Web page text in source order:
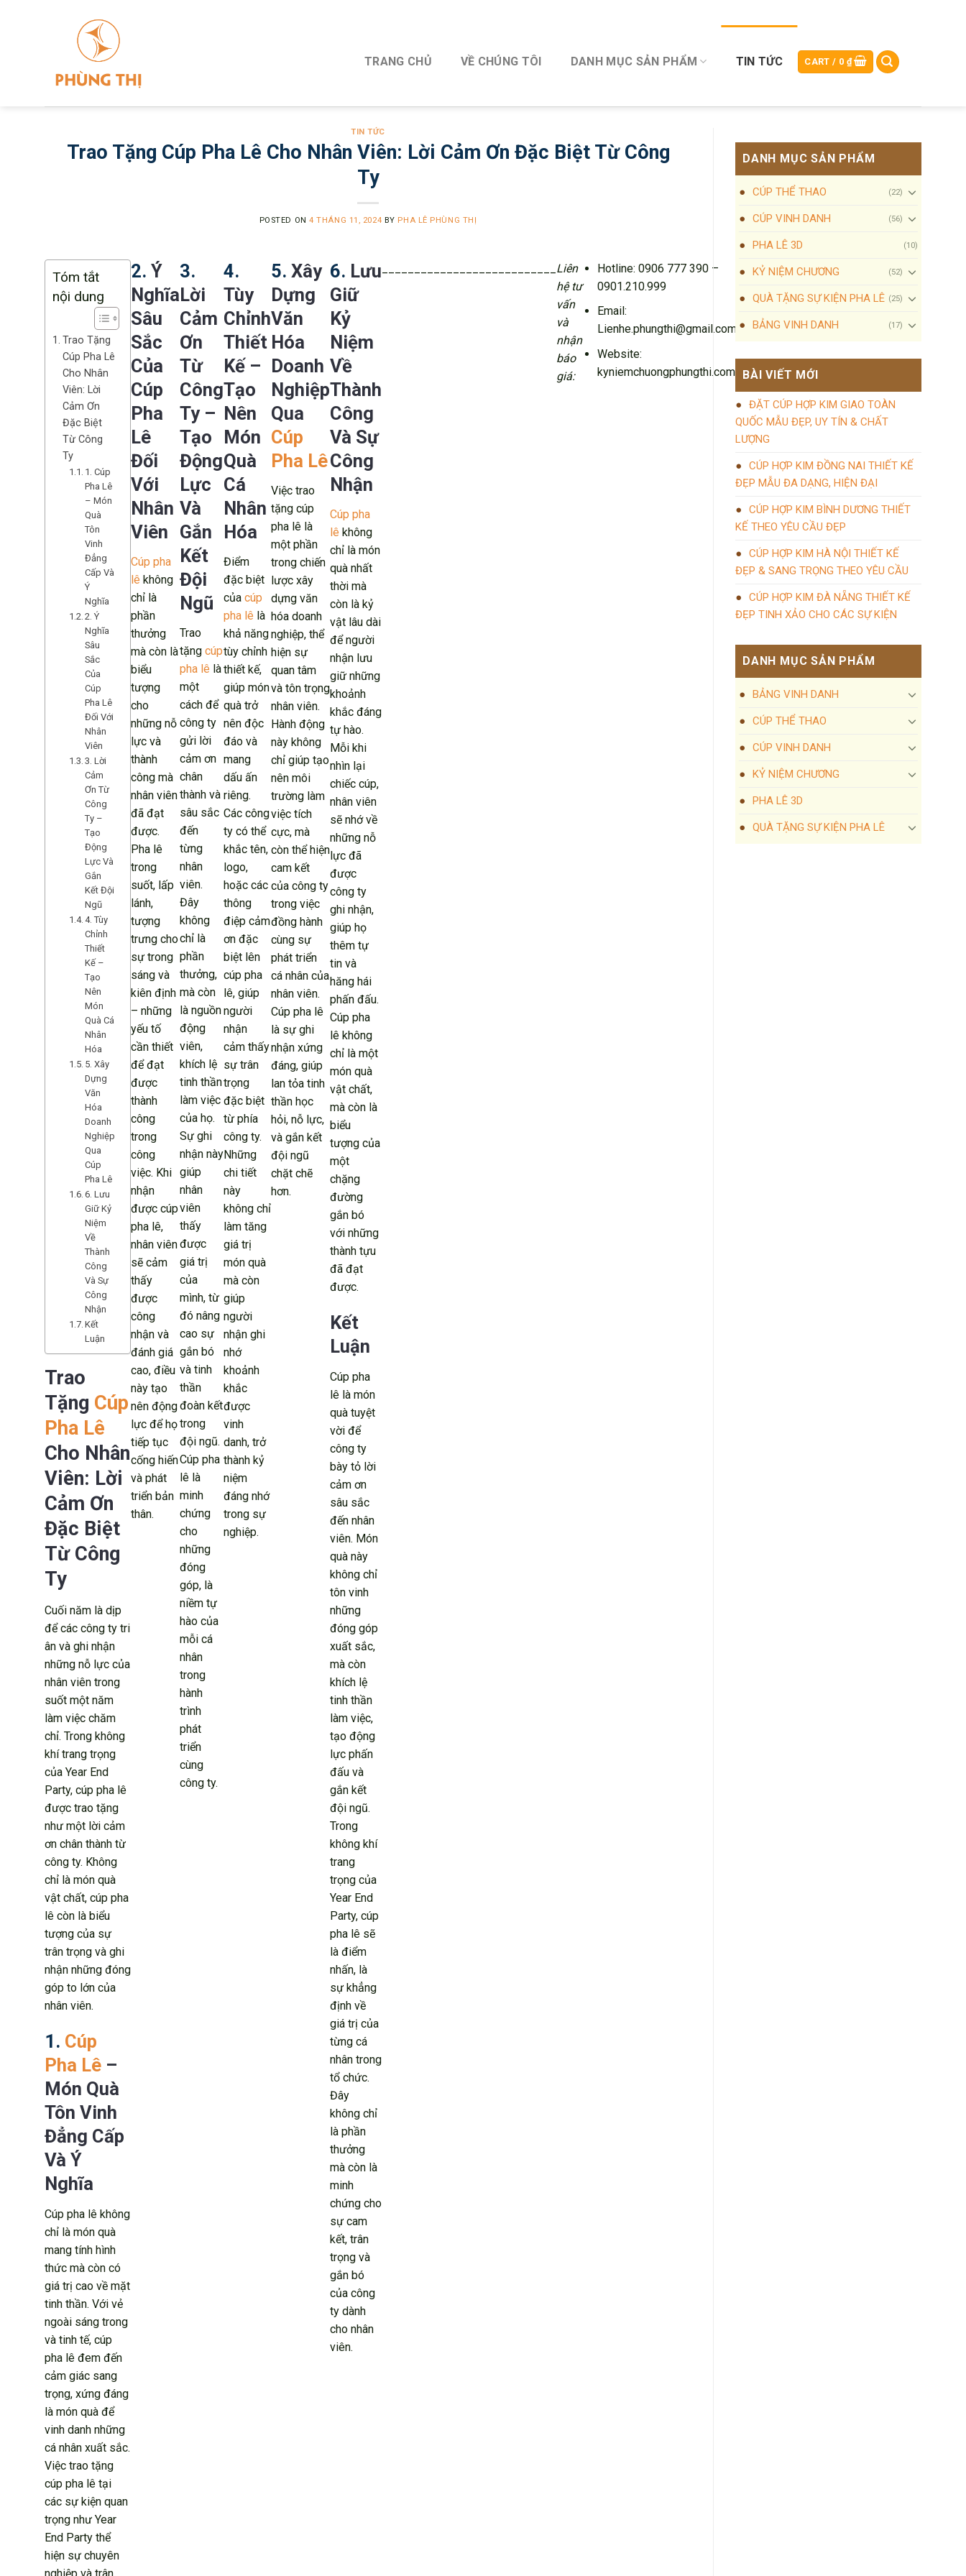
TRANG CHỦ
VỀ CHÚNG TÔI DANH MỤC SẢN PHẨM TIN TỨC CART / 0 ₫
TIN TỨC
Trao Tặng Cúp Pha Lê Cho Nhân Viên: Lời Cảm Ơn Đặc Biệt Từ Công
Ty
POSTED ON4 THÁNG 11, 2024 BY PHA LÊ PHÙNG THỊ
Tóm tắt
nội dung
Trao Tặng
Cúp Pha Lê
Cho Nhân
Viên: Lời
Cảm Ơn
Đặc Biệt
Từ Công
Ty
1. Cúp
Pha Lê
– Món
Quà
Tôn
Vinh
Đẳng
Cấp Và
Ý
Nghĩa
2. Ý
Nghĩa
Sâu
Sắc
Của
Cúp
Pha Lê
Đối Với
Nhân
Viên
3. Lời
Cảm
Ơn Từ
Công
Ty –
Tạo
Động
Lực Và
Gắn
Kết Đội
Ngũ
4. Tùy
Chỉnh
Thiết
Kế –
Tạo
Nên
Món
Quà Cá
Nhân
Hóa
5. Xây
Dựng
Văn
Hóa
Doanh
Nghiệp
Qua
Cúp
Pha Lê
6. Lưu
Giữ Kỷ
Niệm
Về
Thành
Công
Và Sự
Công
Nhận
Kết
Luận
Trao
Tặng Cúp
Pha Lê
Cho Nhân
Viên: Lời
Cảm Ơn
Đặc Biệt
Từ Công
Ty
Cuối năm là dịp
để các công ty tri
ân và ghi nhận
những nỗ lực của
nhân viên trong
suốt một năm
làm việc chăm
chỉ. Trong không
khí trang trọng
của Year End
Party, cúp pha lê
được trao tặng
như một lời cảm
ơn chân thành từ
công ty. Không
chỉ là món quà
vật chất, cúp pha
lê còn là biểu
tượng của sự
trân trọng và ghi
nhận những đóng
góp to lớn của
nhân viên.
1. Cúp
Pha Lê –
Món Quà
Tôn Vinh
Đẳng Cấp
Và Ý
Nghĩa
Cúp pha lê không
chỉ là món quà
mang tính hình
thức mà còn có
giá trị cao về mặt
tinh thần. Với vẻ
ngoài sáng trong
và tinh tế, cúp
pha lê đem đến
cảm giác sang
trọng, xứng đáng
là món quà để
vinh danh những
cá nhân xuất sắc.
Việc trao tặng
cúp pha lê tại
các sự kiện quan
trọng như Year
End Party thể
hiện sự chuyên
2. Ý
Nghĩa
Sâu
Sắc
Của
Cúp
Pha
Lê
Đối
Với
Nhân
Viên
Cúp pha
lê không
chỉ là
phần
thưởng
mà còn là
biểu
tượng
cho
những nỗ
lực và
thành
công mà
nhân viên
đã đạt
được.
Pha lê
trong
suốt, lấp
lánh,
tượng
trưng cho
sự trong
sáng và
kiên định
– những
yếu tố
cần thiết
để đạt
được
thành
công
trong
công
việc. Khi
nhận
được cúp
pha lê,
nhân viên
sẽ cảm
thấy
được
công
nhận và
đánh giá
cao, điều
này tạo
nên động
lực để họ
tiếp tục
cống hiến
và phát
triển bản
thân.
3.
Lời
Cảm
Ơn
Từ
Công
Ty –
Tạo
Động
Lực
Và
Gắn
Kết
Đội
Ngũ
Trao
tặng cúp
pha lê là
một
cách để
công ty
gửi lời
cảm ơn
chân
thành và
sâu sắc
đến
từng
nhân
viên.
Đây
không
chỉ là
phần
thưởng,
mà còn
là nguồn
động
viên,
khích lệ
tinh thần
làm việc
của họ.
Sự ghi
nhận này
giúp
nhân
viên
thấy
được
giá trị
của
mình, từ
đó nâng
cao sự
gắn bó
và tinh
thần
đoàn kết
trong
đội ngũ.
Cúp pha
lê là
minh
chứng
cho
những
đóng
góp, là
niềm tự
hào của
mỗi cá
nhân
trong
hành
trình
phát
triển
cùng
công ty.
4.
Tùy
Chỉnh
Thiết
Kế –
Tạo
Nên
Món
Quà
Cá
Nhân
Hóa
Điểm
đặc biệt
của cúp
pha lê là
khả năng
tùy chỉnh
thiết kế,
giúp món
quà trở
nên độc
đáo và
mang
dấu ấn
riêng.
Các công
ty có thể
khắc tên,
logo,
hoặc các
thông
điệp cảm
ơn đặc
biệt lên
cúp pha
lê, giúp
người
nhận
cảm thấy
sự trân
trọng
đặc biệt
từ phía
công ty.
Những
chi tiết
này
không chỉ
làm tăng
giá trị
món quà
mà còn
giúp
người
nhận ghi
nhớ
khoảnh
khắc
được
vinh
danh, trở
thành kỷ
niệm
đáng nhớ
trong sự
nghiệp.
5. Xây
Dựng
Văn
Hóa
Doanh
Nghiệp
Qua
Cúp
Pha Lê
Việc trao
tặng cúp
pha lê là
một phần
trong chiến
lược xây
dựng văn
hóa doanh
nghiệp, thể
hiện sự
quan tâm
và tôn trọng
nhân viên.
Hành động
này không
chỉ giúp tạo
nên môi
trường làm
việc tích
cực, mà
còn thể hiện
cam kết
của công ty
trong việc
đồng hành
cùng sự
phát triển
cá nhân của
nhân viên.
Cúp pha lê
là sự ghi
nhận xứng
đáng, giúp
lan tỏa tinh
thần học
hỏi, nỗ lực,
và gắn kết
đội ngũ
chặt chẽ
hơn.
6. Lưu
Giữ
Kỷ
Niệm
Về
Thành
Công
Và Sự
Công
Nhận
Cúp pha
lê không
chỉ là món
quà nhất
thời mà
còn là kỷ
vật lâu dài
để người
nhận lưu
giữ những
khoảnh
khắc đáng
tự hào.
Mỗi khi
nhìn lại
chiếc cúp,
nhân viên
sẽ nhớ về
những nỗ
lực đã
được
công ty
ghi nhận,
giúp họ
thêm tự
tin và
hăng hái
phấn đấu.
Cúp pha
lê không
chỉ là một
món quà
vật chất,
mà còn là
biểu
tượng của
một
chặng
đường
gắn bó
với những
thành tựu
đã đạt
được.
Kết
Luận
Cúp pha
lê là món
quà tuyệt
vời để
công ty
bày tỏ lời
cảm ơn
sâu sắc
đến nhân
viên. Món
quà này
không chỉ
tôn vinh
những
đóng góp
xuất sắc,
mà còn
khích lệ
tinh thần
làm việc,
tạo động
lực phấn
đấu và
gắn kết
đội ngũ.
Trong
không khí
trang
trọng của
Year End
Party, cúp
pha lê sẽ
là điểm
nhấn, là
sự khẳng
định về
giá trị của
từng cá
nhân trong
tổ chức.
Đây
không chỉ
là phần
thưởng
mà còn là
minh
chứng cho
sự cam
kết, trân
trọng và
gắn bó
của công
ty dành
cho nhân
viên.
Liên
hệ tư
vấn
và
nhận
báo
giá:
Hotline: 0906 777 390 –
0901.210.999
Email:
Lienhe.phungthi@gmail.com
Website:
kyniemchuongphungthi.com
DANH MỤC SẢN PHẨM
CÚP THỂ THAO (22)
CÚP VINH DANH (56)
PHA LÊ 3D (10)
KỶ NIỆM CHƯƠNG (52)
QUÀ TẶNG SỰ KIỆN PHA LÊ (25)
BẢNG VINH DANH (17)
BÀI VIẾT MỚI
ĐẶT CÚP HỢP KIM GIAO TOÀN
QUỐC MẪU ĐẸP, UY TÍN & CHẤT
LƯỢNG
CÚP HỢP KIM ĐỒNG NAI THIẾT KẾ
ĐẸP MẪU ĐA DẠNG, HIỆN ĐẠI
CÚP HỢP KIM BÌNH DƯƠNG THIẾT
KẾ THEO YÊU CẦU ĐẸP
CÚP HỢP KIM HÀ NỘI THIẾT KẾ
ĐẸP & SANG TRỌNG THEO YÊU CẦU
CÚP HỢP KIM ĐÀ NẴNG THIẾT KẾ
ĐẸP TINH XẢO CHO CÁC SỰ KIỆN
DANH MỤC SẢN PHẨM
BẢNG VINH DANH
CÚP THỂ THAO
CÚP VINH DANH
KỶ NIỆM CHƯƠNG
PHA LÊ 3D
QUÀ TẶNG SỰ KIỆN PHA LÊ